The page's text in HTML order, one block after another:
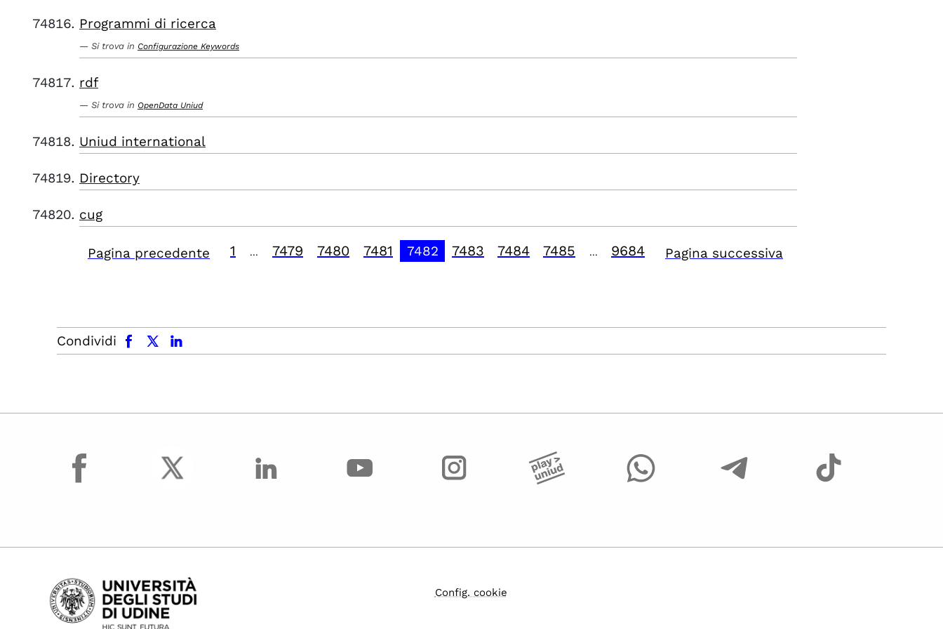
Programmi di ricerca
Si trova in Configurazione Keywords
rdf
Si trova in OpenData Uniud
Uniud international
Directory
cug
Pagina precedente 1 7479 7480 7481 7482 7483 7484 7485 9684 Pagina successiva
Condividi
facebook x.com linkedin
facebook
Config. cookie